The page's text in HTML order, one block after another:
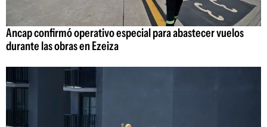
Ancap confirmó operativo especial para abastecer vuelos
durante las obras en Ezeiza